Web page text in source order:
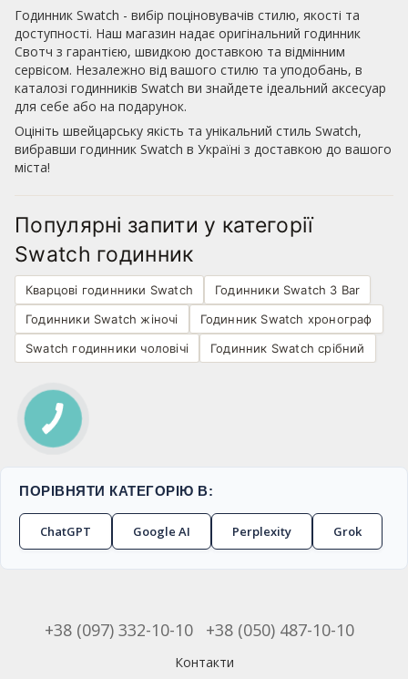
Годинник Swatch - вибір поціновувачів стилю, якості та
доступності. Наш магазин надає оригінальний годинник
Свотч з гарантією, швидкою доставкою та відмінним
сервісом. Незалежно від вашого стилю та уподобань, в
каталозі годинників Swatch ви знайдете ідеальний аксесуар
для себе або на подарунок.
Оцініть швейцарську якість та унікальний стиль Swatch,
вибравши годинник Swatch в Україні з доставкою до вашого
міста!
Популярні запити у категорії
Swatch годинник
Кварцові годинники Swatch
Годинники Swatch 3 Bar
Годинники Swatch жіночі
Годинник Swatch хронограф
Swatch годинники чоловічі
Годинник Swatch срібний
ПОРІВНЯТИ КАТЕГОРІЮ В:
ChatGPT Google AI Perplexity Grok
+38 (097) 332-10-10 +38 (050) 487-10-10
Контакти